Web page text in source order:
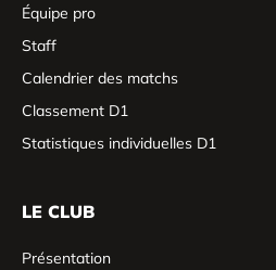
Équipe pro
Staff
Calendrier des matchs
Classement D1
Statistiques individuelles D1
LE CLUB
Présentation